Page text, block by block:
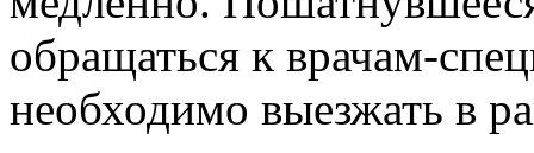
обращаться к врачам-
необходимо выезжать в